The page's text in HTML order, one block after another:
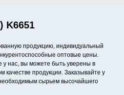
K6651
продукцию, индивидуальный
оптовые цены.
у нас, вы можете быть уверены в
качестве продукции. Заказывайте у
сырьем высочайшего